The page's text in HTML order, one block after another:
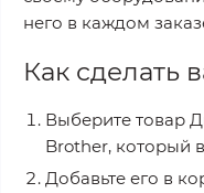
него в каждом
Как сделать
Выберите товар
Brother, который
Добавьте его в